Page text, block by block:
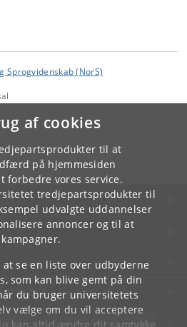
af cookies
til at
på hjemmesiden
forbedre vores service.
tredjepartsprodukter til
udvalgte uddannelser
annoncer og til at
at se en liste over udbyderne
som kan blive gemt på din
du bruger universitetets
vælge om du vil acceptere
Sprogvidenskab (NorS)